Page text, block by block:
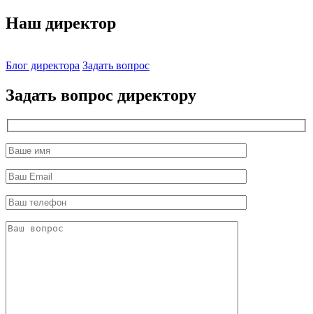
Наш директор
Блог директора Задать вопрос
Задать вопрос директору